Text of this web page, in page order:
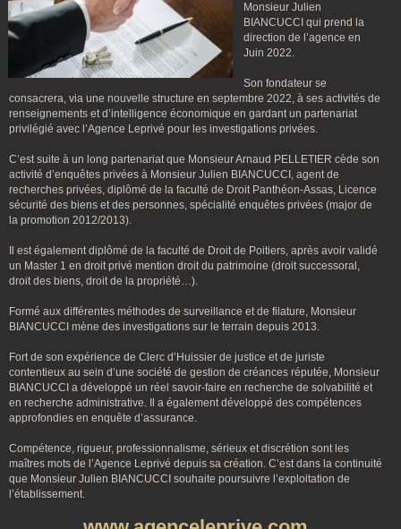
Monsieur Julien
BIANCUCCI qui prend la
direction de l’agence en
Juin 2022.
Son fondateur se
consacrera, via une nouvelle structure en septembre 2022, à ses activités de
renseignements et d’intelligence économique en gardant un partenariat
privilégié avec l’Agence Leprivé pour les investigations privées.
C’est suite à un long partenariat que Monsieur Arnaud PELLETIER cède son
activité d’enquêtes privées à Monsieur Julien BIANCUCCI, agent de
recherches privées, diplômé de la faculté de Droit Panthéon-Assas, Licence
sécurité des biens et des personnes, spécialité enquêtes privées (major de
la promotion 2012/2013).
Il est également diplômé de la faculté de Droit de Poitiers, après avoir validé
un Master 1 en droit privé mention droit du patrimoine (droit successoral,
droit des biens, droit de la propriété…).
Formé aux différentes méthodes de surveillance et de filature, Monsieur
BIANCUCCI mène des investigations sur le terrain depuis 2013.
Fort de son expérience de Clerc d’Huissier de justice et de juriste
contentieux au sein d’une société de gestion de créances réputée, Monsieur
BIANCUCCI a développé un réel savoir-faire en recherche de solvabilité et
en recherche administrative. Il a également développé des compétences
approfondies en enquête d’assurance.
Compétence, rigueur, professionnalisme, sérieux et discrétion sont les
maîtres mots de l’Agence Leprivé depuis sa création. C’est dans la continuité
que Monsieur Julien BIANCUCCI souhaite poursuivre l’exploitation de
l’établissement.